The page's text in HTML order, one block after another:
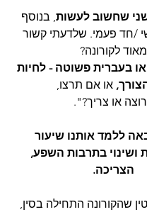
שחשוב לעשות, בנוסף
/חד פעמי. שלדעתי קשור
מאוד לקורונה?
או בעברית פשוטה - לחיות
או אם תרצו,
או צריך?".
ללמד אותנו שיעור
ושינוי בתרבות השפע,
הצריכה.
שהקורונה התחילה בסין,